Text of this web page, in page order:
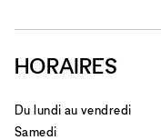
HORAIRES
Du lundi au vendredi
Samedi